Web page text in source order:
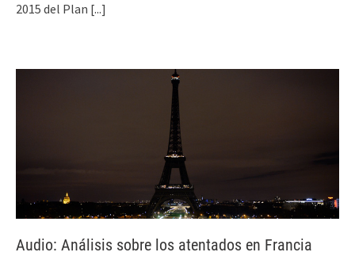
2015 del Plan [...]
Audio: Análisis sobre los atentados en Francia